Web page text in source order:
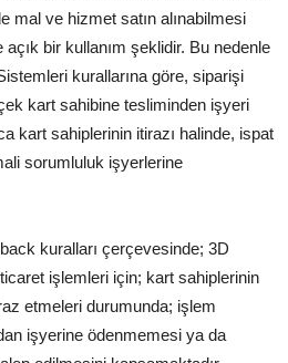
mal ve hizmet satın alınabilmesi
açık bir kullanım şeklidir. Bu nedenle
kurallarına göre, siparişi
kart sahibine tesliminden işyeri
kart sahiplerinin itirazı halinde, ispat
sorumluluk işyerlerine
kuralları çerçevesinde; 3D
işlemleri için; kart sahiplerinin
etmeleri durumunda; işlem
işyerine ödenmemesi ya da